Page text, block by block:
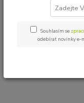
Velikostní
Souhlasím se
odebírat novinky e-